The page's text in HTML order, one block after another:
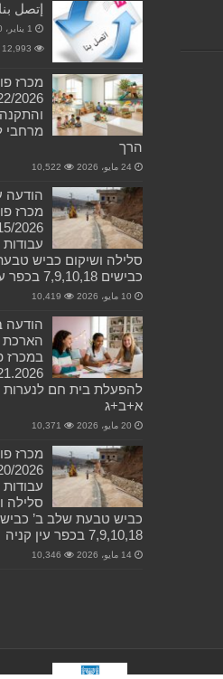
إتصل بنا
1 يناير، 2010
12,993
מכרז
מרחבי
הרך
24 مايو، 2026 10,522
הודעה
מכרז
עבודות
סלילה ושיקום כביש
כבישים 7,9,10,18 בכפר עין קניה
10 مايو، 2026 10,419
הודעה
הארכת
במכרז
להפעלת בית חם לנערות
א+ב+ג
20 مايو، 2026 10,371
מכרז
עבודות
סלילה
כביש טבעת שלב ב’
7,9,10,18 בכפר עין קניה
14 مايو، 2026 10,346